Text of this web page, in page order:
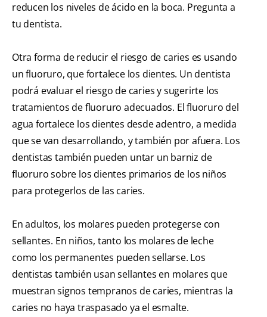
reducen los niveles de ácido en la boca. Pregunta a
tu dentista.
Otra forma de reducir el riesgo de caries es usando
un fluoruro, que fortalece los dientes. Un dentista
podrá evaluar el riesgo de caries y sugerirte los
tratamientos de fluoruro adecuados. El fluoruro del
agua fortalece los dientes desde adentro, a medida
que se van desarrollando, y también por afuera. Los
dentistas también pueden untar un barniz de
fluoruro sobre los dientes primarios de los niños
para protegerlos de las caries.
En adultos, los molares pueden protegerse con
sellantes. En niños, tanto los molares de leche
como los permanentes pueden sellarse. Los
dentistas también usan sellantes en molares que
muestran signos tempranos de caries, mientras la
caries no haya traspasado ya el esmalte.